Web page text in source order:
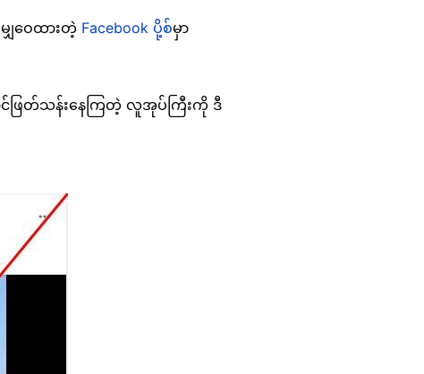
ျှဝေထားတဲ့ Facebook ပို့စ်မှာ
ဖြတ်သန်းနေကြတဲ့ လူအုပ်ကြီးကို ဒီ